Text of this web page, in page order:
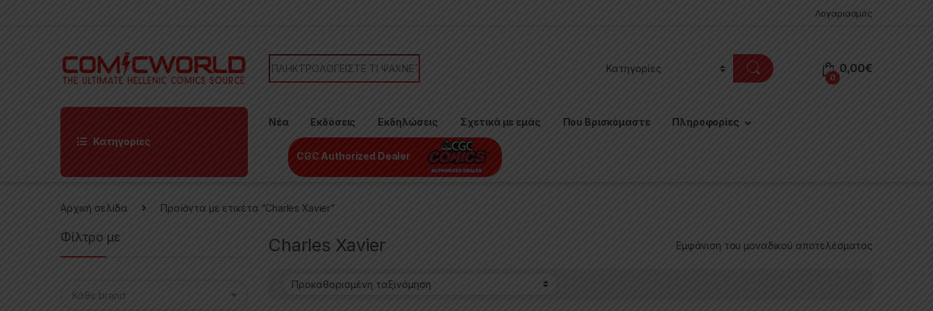
Λογαριασμός
0
0,00€
Κατηγορίες
Νέα Εκδόσεις Εκδηλώσεις Σχετικά με εμάς Που Βρισκόμαστε Πληροφορίες
CGC Authorized Dealer
Αρχική σελίδα Προϊόντα με ετικέτα “Charles Xavier”
Charles Xavier Εμφάνιση του μοναδικού αποτελέσματος
Φίλτρο με
Κάθε brand